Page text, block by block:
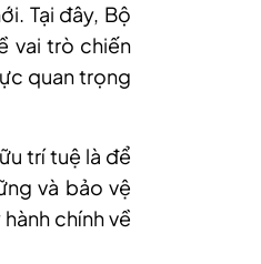
Tại đây, Bộ
vai trò chiến
quan trọng
trí tuệ là để
và bảo vệ
chính về